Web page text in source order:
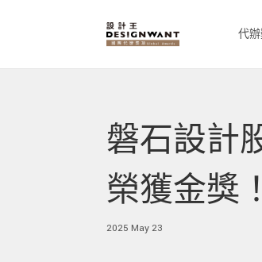
代
磐石設計
榮獲金獎！
2025 May 23